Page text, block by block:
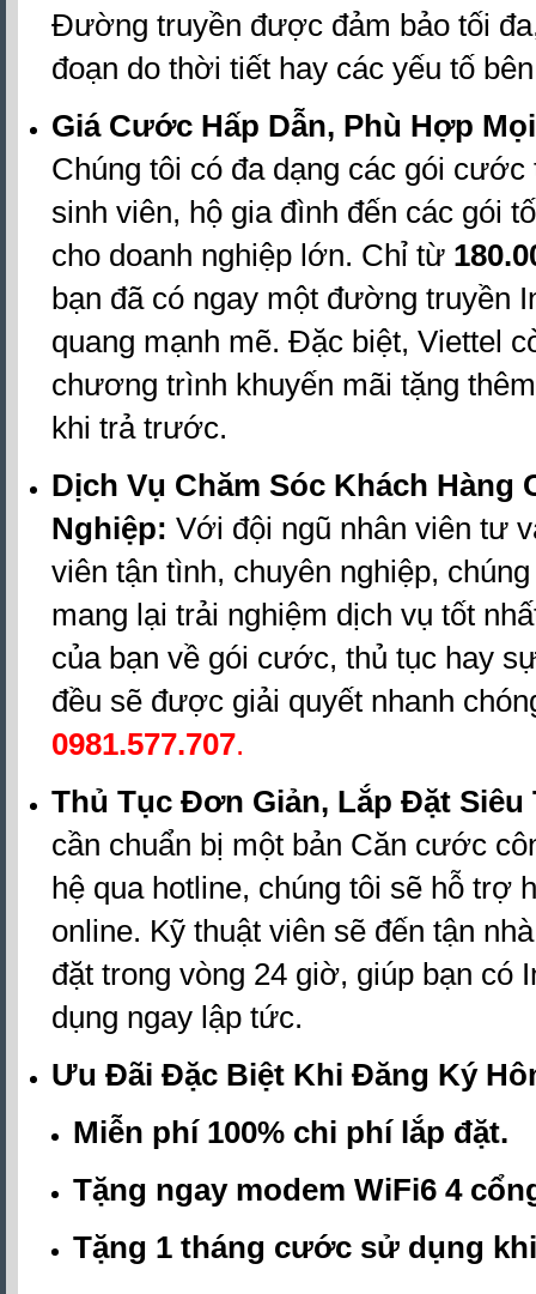
Đường truyền được đảm bảo tối
đoạn do thời tiết hay các yếu tố
Giá Cước Hấp Dẫn, Phù Hợp
Chúng tôi có đa dạng các gói
sinh viên, hộ gia đình đến các gói
cho doanh nghiệp lớn. Chỉ từ
bạn đã có ngay một đường truyền
quang mạnh mẽ. Đặc biệt, Viettel
chương trình khuyến mãi tặng
khi trả trước.
Dịch Vụ Chăm Sóc Khách Hàng
Nghiệp: Với đội ngũ nhân viên tư
viên tận tình, chuyên nghiệp,
mang lại trải nghiệm dịch vụ tốt
của bạn về gói cước, thủ tục hay
đều sẽ được giải quyết nhanh
0981.577.707.
Thủ Tục Đơn Giản, Lắp Đặt Siêu
cần chuẩn bị một bản Căn cước
hệ qua hotline, chúng tôi sẽ hỗ trợ
online. Kỹ thuật viên sẽ đến tận
đặt trong vòng 24 giờ, giúp bạn có
dụng ngay lập tức.
Ưu Đãi Đặc Biệt Khi Đăng Ký
Miễn phí 100% chi phí lắp đặt.
Tặng ngay modem WiFi6 4
Tặng 1 tháng cước sử dụng